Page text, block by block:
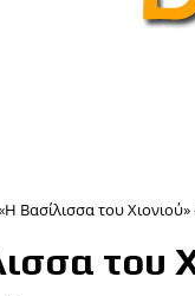
Βασίλισσα του
του